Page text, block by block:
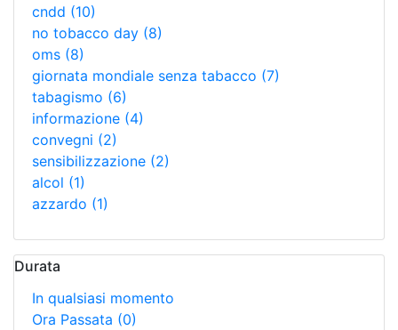
cndd (10)
no tobacco day (8)
oms (8)
giornata mondiale senza tabacco (7)
tabagismo (6)
informazione (4)
convegni (2)
sensibilizzazione (2)
alcol (1)
azzardo (1)
Durata
In qualsiasi momento
Ora Passata (0)